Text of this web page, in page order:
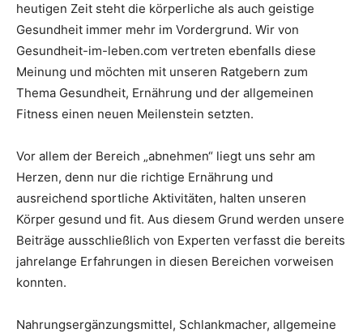
heutigen Zeit steht die körperliche als auch geistige
Gesundheit immer mehr im Vordergrund. Wir von
Gesundheit-im-leben.com vertreten ebenfalls diese
Meinung und möchten mit unseren Ratgebern zum
Thema Gesundheit, Ernährung und der allgemeinen
Fitness einen neuen Meilenstein setzten.
Vor allem der Bereich „abnehmen“ liegt uns sehr am
Herzen, denn nur die richtige Ernährung und
ausreichend sportliche Aktivitäten, halten unseren
Körper gesund und fit. Aus diesem Grund werden unsere
Beiträge ausschließlich von Experten verfasst die bereits
jahrelange Erfahrungen in diesen Bereichen vorweisen
konnten.
Nahrungsergänzungsmittel, Schlankmacher, allgemeine